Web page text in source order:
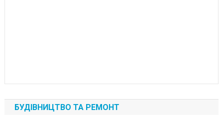
БУДІВНИЦТВО ТА РЕМОНТ